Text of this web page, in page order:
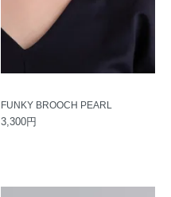
FUNKY BROOCH PEARL
3,300円